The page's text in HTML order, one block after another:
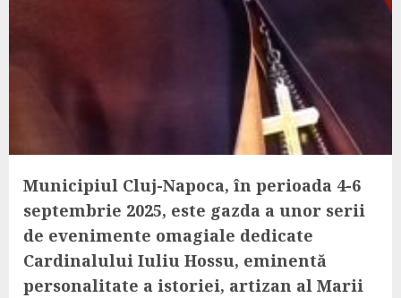
Municipiul Cluj-Napoca, în perioada 4-6
septembrie 2025, este gazda a unor serii
de evenimente omagiale dedicate
Cardinalului Iuliu Hossu, eminentă
personalitate a istoriei, artizan al Marii